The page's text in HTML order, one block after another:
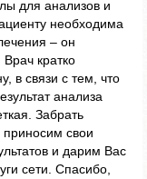
для анализов и
необходима
– он
кратко
в связи с тем, что
анализа
Забрать
свои
и дарим Вас
сети. Спасибо,